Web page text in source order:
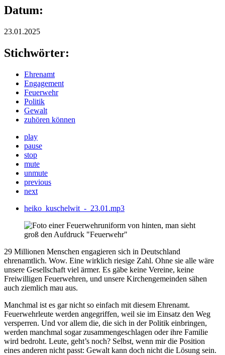
Datum:
23.01.2025
Stichwörter:
Ehrenamt
Engagement
Feuerwehr
Politik
Gewalt
zuhören können
play
pause
stop
mute
unmute
previous
next
heiko_kuschelwit_-_23.01.mp3
29 Millionen Menschen engagieren sich in Deutschland
ehrenamtlich. Wow. Eine wirklich riesige Zahl. Ohne sie alle wäre
unsere Gesellschaft viel ärmer. Es gäbe keine Vereine, keine
Freiwilligen Feuerwehren, und unsere Kirchengemeinden sähen
auch ziemlich mau aus.
Manchmal ist es gar nicht so einfach mit diesem Ehrenamt.
Feuerwehrleute werden angegriffen, weil sie im Einsatz den Weg
versperren. Und vor allem die, die sich in der Politik einbringen,
werden manchmal sogar zusammengeschlagen oder ihre Familie
wird bedroht. Leute, geht’s noch? Selbst, wenn mir die Position
eines anderen nicht passt: Gewalt kann doch nicht die Lösung sein.